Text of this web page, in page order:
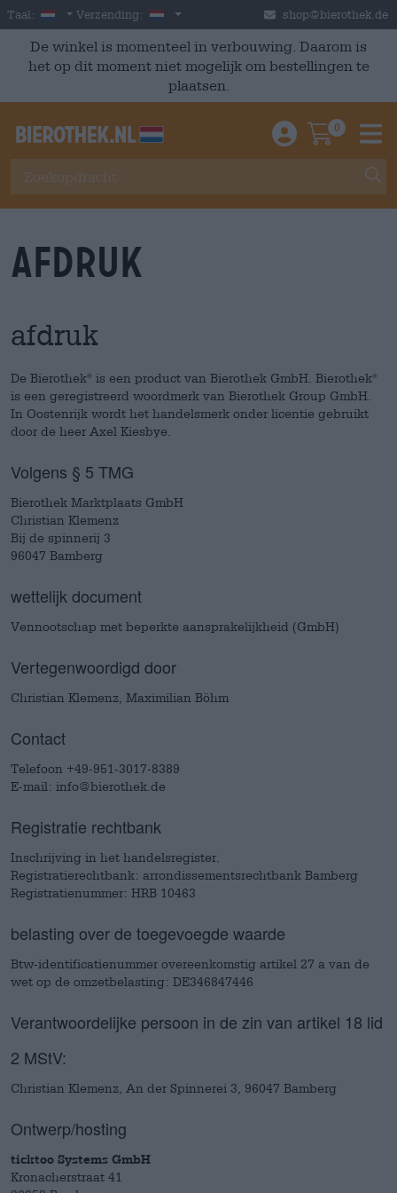
Skip to main content
Taal: Dutch
Verzending: Nederland shop@bierothek.de
De winkel is momenteel in verbouwing. Daarom is
het op dit moment niet mogelijk om bestellingen te
plaatsen.
Einloggen /
0
afdruk
afdruk
De Bierothek® is een product van Bierothek GmbH. Bierothek®
is een geregistreerd woordmerk van Bierothek Group GmbH.
In Oostenrijk wordt het handelsmerk onder licentie gebruikt
door de heer Axel Kiesbye.
Volgens § 5 TMG
Bierothek Marktplaats GmbH
Christian Klemenz
Bij de spinnerij 3
96047 Bamberg
wettelijk document
Vennootschap met beperkte aansprakelijkheid (GmbH)
Vertegenwoordigd door
Christian Klemenz, Maximilian Böhm
Contact
Telefoon +49-951-3017-8389
E-mail: info@bierothek.de
Registratie rechtbank
Inschrijving in het handelsregister.
Registratierechtbank: arrondissementsrechtbank Bamberg
Registratienummer: HRB 10463
belasting over de toegevoegde waarde
Btw-identificatienummer overeenkomstig artikel 27 a van de
wet op de omzetbelasting: DE346847446
Verantwoordelijke persoon in de zin van artikel 18 lid
2 MStV:
Christian Klemenz, An der Spinnerei 3, 96047 Bamberg
Ontwerp/hosting
ticktoo Systems GmbH
Kronacherstraat 41